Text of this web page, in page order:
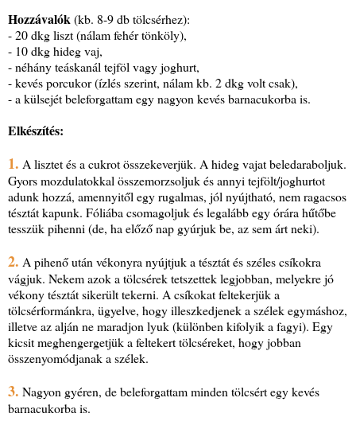
Hozzávalók(kb. 8-9 db tölcsérhez):
- 20 dkg liszt (nálam fehér tönköly),
- 10 dkg hideg vaj,
- néhány teáskanál tejföl vagy joghurt,
- kevés porcukor (ízlés szerint, nálam kb. 2 dkg volt csak),
- a külsejét beleforgattam egy nagyon kevés barnacukorba is.
Elkészítés:
1. A lisztet és a cukrot összekeverjük. A hideg vajat beledaraboljuk.
Gyors mozdulatokkal összemorzsoljuk és annyi tejfölt/joghurtot
adunk hozzá, amennyitől egy rugalmas, jól nyújtható, nem ragacsos
tésztát kapunk. Fóliába csomagoljuk és legalább egy órára hűtőbe
tesszük pihenni (de, ha előző nap gyúrjuk be, az sem árt neki).
2. A pihenő után vékonyra nyújtjuk a tésztát és széles csíkokra
vágjuk. Nekem azok a tölcsérek tetszettek legjobban, melyekre jó
vékony tésztát sikerült tekerni. A csíkokat feltekerjük a
tölcsérformánkra, ügyelve, hogy illeszkedjenek a szélek egymáshoz,
illetve az alján ne maradjon lyuk (különben kifolyik a fagyi). Egy
kicsit meghengergetjük a feltekert tölcséreket, hogy jobban
összenyomódjanak a szélek.
3. Nagyon gyéren, de beleforgattam minden tölcsért egy kevés
barnacukorba is.